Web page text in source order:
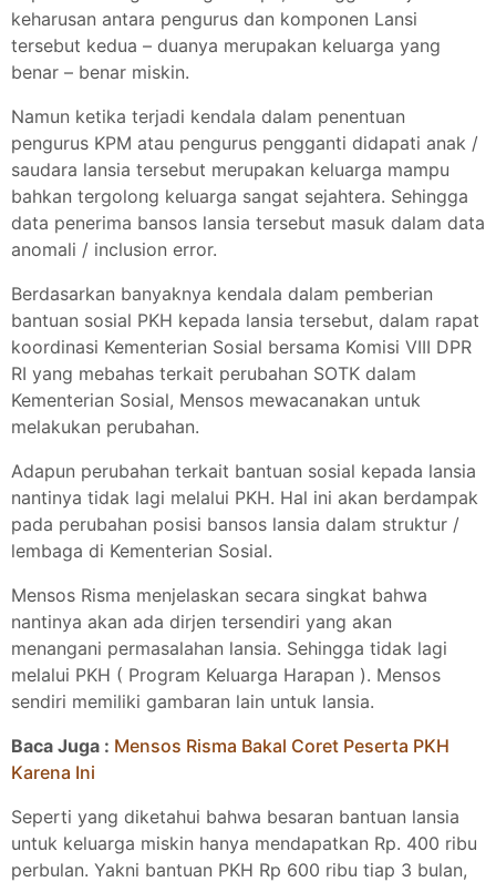
keharusan antara pengurus dan komponen Lansi
tersebut kedua – duanya merupakan keluarga yang
benar – benar miskin.
Namun ketika terjadi kendala dalam penentuan
pengurus KPM atau pengurus pengganti didapati anak /
saudara lansia tersebut merupakan keluarga mampu
bahkan tergolong keluarga sangat sejahtera. Sehingga
data penerima bansos lansia tersebut masuk dalam data
anomali / inclusion error.
Berdasarkan banyaknya kendala dalam pemberian
bantuan sosial PKH kepada lansia tersebut, dalam rapat
koordinasi Kementerian Sosial bersama Komisi VIII DPR
RI yang mebahas terkait perubahan SOTK dalam
Kementerian Sosial, Mensos mewacanakan untuk
melakukan perubahan.
Adapun perubahan terkait bantuan sosial kepada lansia
nantinya tidak lagi melalui PKH. Hal ini akan berdampak
pada perubahan posisi bansos lansia dalam struktur /
lembaga di Kementerian Sosial.
Mensos Risma menjelaskan secara singkat bahwa
nantinya akan ada dirjen tersendiri yang akan
menangani permasalahan lansia. Sehingga tidak lagi
melalui PKH ( Program Keluarga Harapan ). Mensos
sendiri memiliki gambaran lain untuk lansia.
Baca Juga : Mensos Risma Bakal Coret Peserta PKH
Karena Ini
Seperti yang diketahui bahwa besaran bantuan lansia
untuk keluarga miskin hanya mendapatkan Rp. 400 ribu
perbulan. Yakni bantuan PKH Rp 600 ribu tiap 3 bulan,